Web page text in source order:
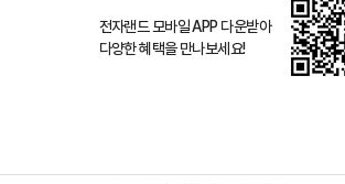
전자랜드 모바일 APP 다운받아
다양한 혜택을 만나보세요!